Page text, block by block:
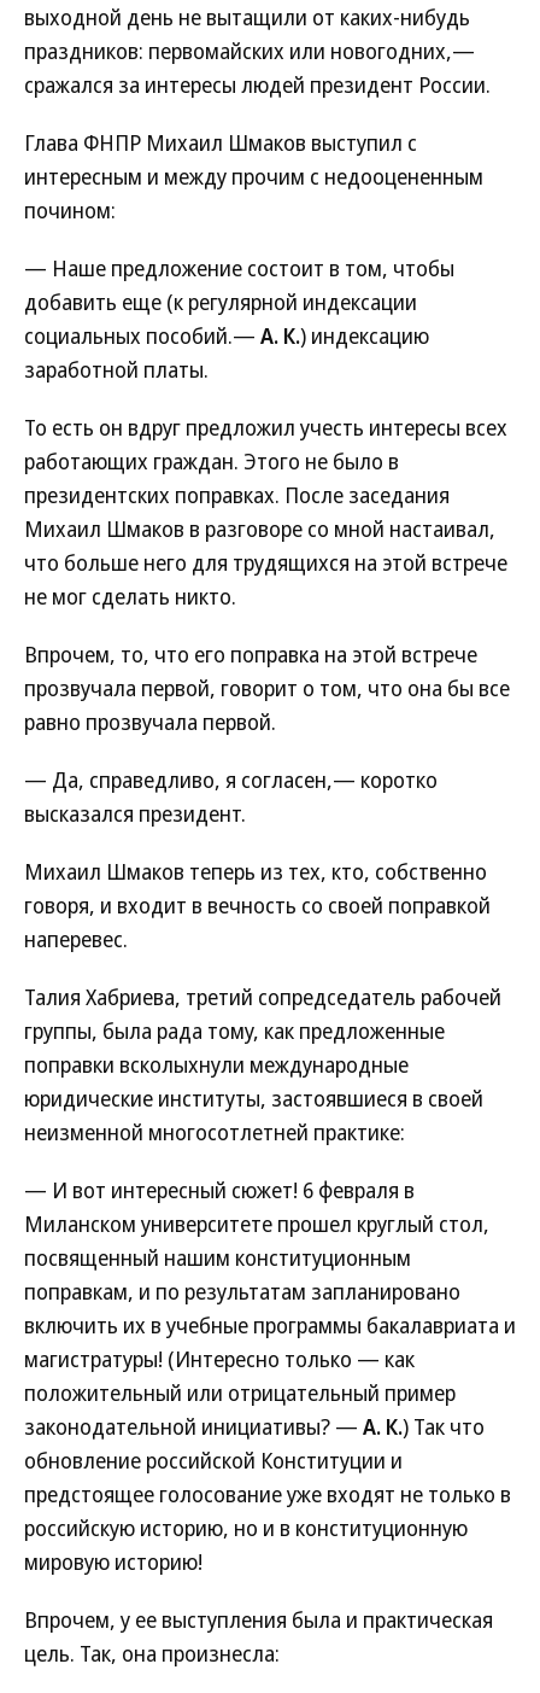
выходной день не вытащили от каких-нибудь
праздников: первомайских или новогодних,—
сражался за интересы людей президент России.
Глава ФНПР Михаил Шмаков выступил с
интересным и между прочим с недооцененным
почином:
— Наше предложение состоит в том, чтобы
добавить еще (к регулярной индексации
социальных пособий.— А. К.) индексацию
заработной платы.
То есть он вдруг предложил учесть интересы всех
работающих граждан. Этого не было в
президентских поправках. После заседания
Михаил Шмаков в разговоре со мной настаивал,
что больше него для трудящихся на этой встрече
не мог сделать никто.
Впрочем, то, что его поправка на этой встрече
прозвучала первой, говорит о том, что она бы все
равно прозвучала первой.
— Да, справедливо, я согласен,— коротко
высказался президент.
Михаил Шмаков теперь из тех, кто, собственно
говоря, и входит в вечность со своей поправкой
наперевес.
Талия Хабриева, третий сопредседатель рабочей
группы, была рада тому, как предложенные
поправки всколыхнули международные
юридические институты, застоявшиеся в своей
неизменной многосотлетней практике:
— И вот интересный сюжет! 6 февраля в
Миланском университете прошел круглый стол,
посвященный нашим конституционным
поправкам, и по результатам запланировано
включить их в учебные программы бакалавриата и
магистратуры! (Интересно только — как
положительный или отрицательный пример
законодательной инициативы? — А. К.) Так что
обновление российской Конституции и
предстоящее голосование уже входят не только в
российскую историю, но и в конституционную
мировую историю!
Впрочем, у ее выступления была и практическая
цель. Так, она произнесла: